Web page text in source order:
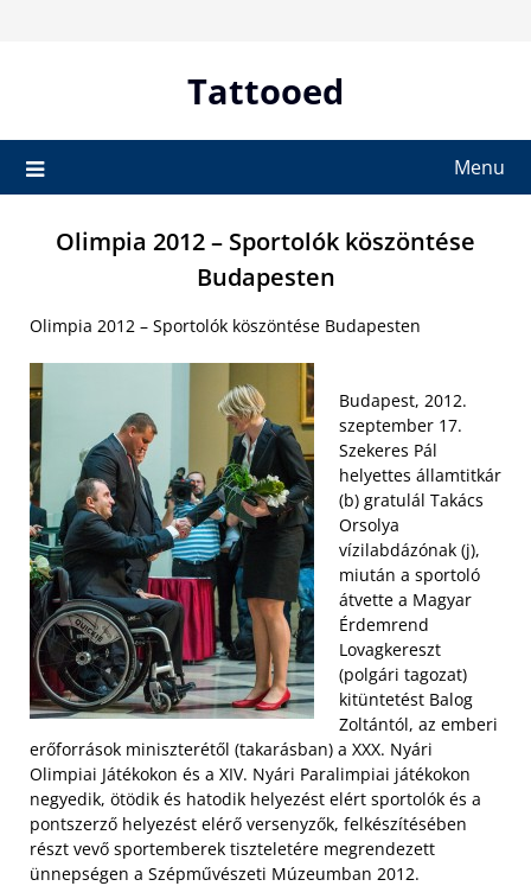
Tattooed
Menu
Olimpia 2012 – Sportolók köszöntése
Budapesten
Olimpia 2012 – Sportolók köszöntése Budapesten
Budapest, 2012.
szeptember 17.
Szekeres Pál
helyettes államtitkár
(b) gratulál Takács
Orsolya
vízilabdázónak (j),
miután a sportoló
átvette a Magyar
Érdemrend
Lovagkereszt
(polgári tagozat)
kitüntetést Balog
Zoltántól, az emberi
erőforrások miniszterétől (takarásban) a XXX. Nyári
Olimpiai Játékokon és a XIV. Nyári Paralimpiai játékokon
negyedik, ötödik és hatodik helyezést elért sportolók és a
pontszerző helyezést elérő versenyzők, felkészítésében
részt vevő sportemberek tiszteletére megrendezett
ünnepségen a Szépművészeti Múzeumban 2012.